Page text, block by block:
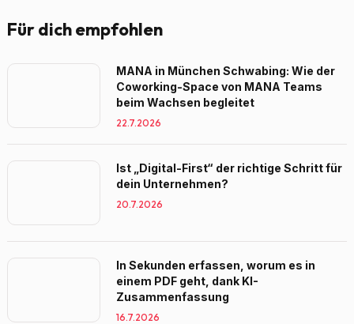
Für dich empfohlen
MANA in München Schwabing: Wie der
Coworking-Space von MANA Teams
beim Wachsen begleitet
22.7.2026
Ist „Digital-First“ der richtige Schritt für
dein Unternehmen?
20.7.2026
In Sekunden erfassen, worum es in
einem PDF geht, dank KI-
Zusammenfassung
16.7.2026